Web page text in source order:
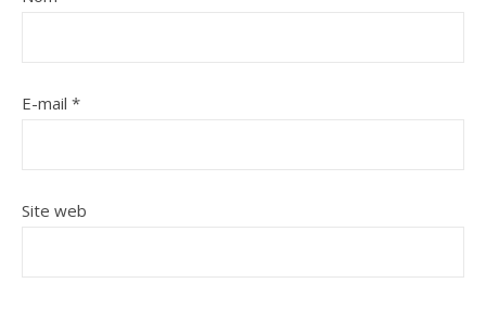
E-mail *
Site web